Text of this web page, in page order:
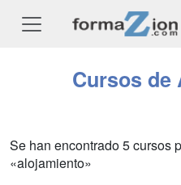
Cursos de
Se han encontrado 5 cursos
«alojamiento»